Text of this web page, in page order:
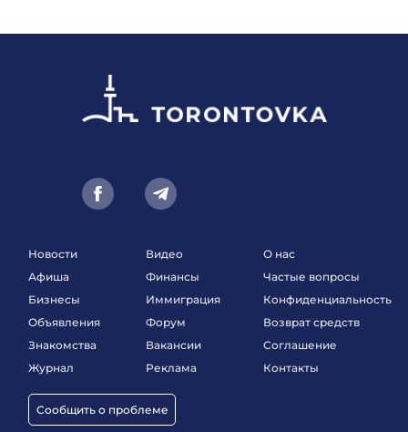
Новости
Афиша
Бизнесы
Объявления
Знакомства
Журнал
Сообщить о проблеме
Видео
Финансы
Иммиграция
Форум
Вакансии
Реклама
О нас
Частые вопросы
Конфиденциальность
Возврат средств
Соглашение
Контакты